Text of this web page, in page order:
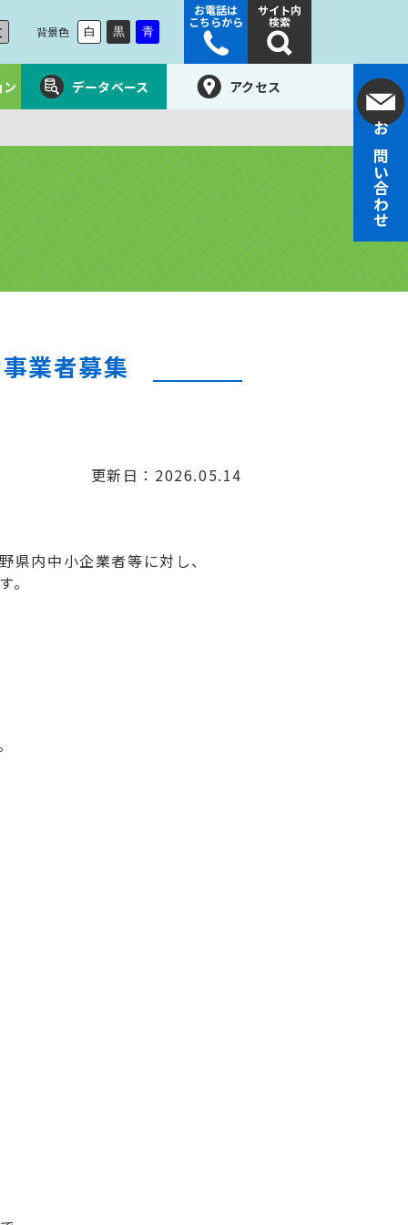
背景色 白 黒 青
お電話は
こちらから
サイト内
検索
ン データベース アクセス
お問い合わせ
業者募集
更新日：2026.05.14
内中小企業者等に対し、